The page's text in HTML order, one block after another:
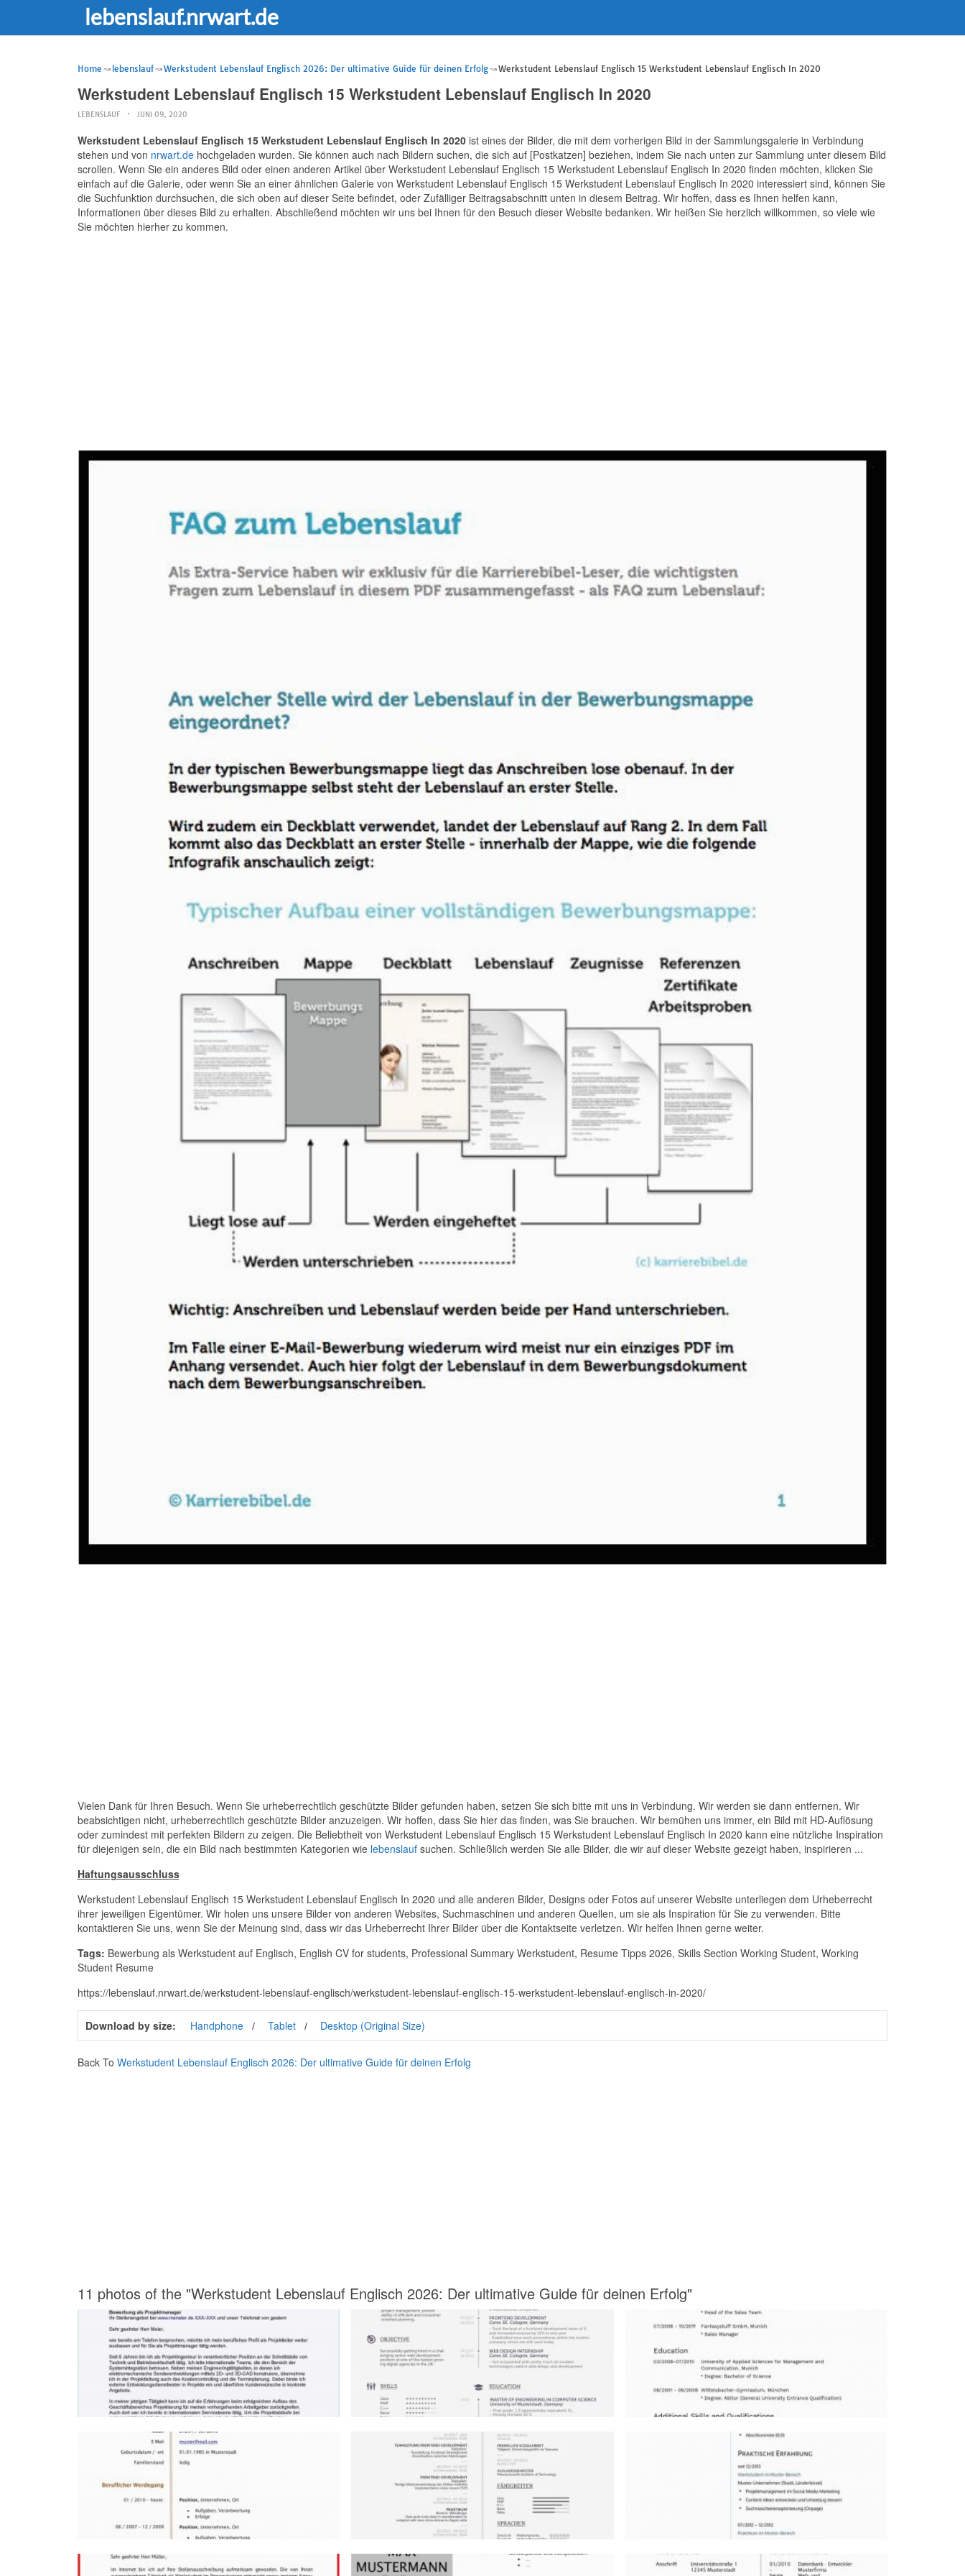
lebenslauf.nrwart.de
Home lebenslauf Werkstudent Lebenslauf Englisch 2026: Der ultimative Guide für deinen Erfolg Werkstudent Lebenslauf Englisch 15 Werkstudent Lebenslauf Englisch In 2020
Werkstudent Lebenslauf Englisch 15 Werkstudent Lebenslauf Englisch In 2020
LEBENSLAUF JUNI 09, 2020
Werkstudent Lebenslauf Englisch 15 Werkstudent Lebenslauf Englisch In 2020ist eines der Bilder, die mit dem vorherigen Bild in der Sammlungsgalerie in Verbindung
stehen und von nrwart.dehochgeladen wurden. Sie können auch nach Bildern suchen, die sich auf [Postkatzen] beziehen, indem Sie nach unten zur Sammlung unter diesem Bild
scrollen. Wenn Sie ein anderes Bild oder einen anderen Artikel über Werkstudent Lebenslauf Englisch 15 Werkstudent Lebenslauf Englisch In 2020 finden möchten, klicken Sie
einfach auf die Galerie, oder wenn Sie an einer ähnlichen Galerie von Werkstudent Lebenslauf Englisch 15 Werkstudent Lebenslauf Englisch In 2020 interessiert sind, können Sie
die Suchfunktion durchsuchen, die sich oben auf dieser Seite befindet, oder Zufälliger Beitragsabschnitt unten in diesem Beitrag. Wir hoffen, dass es Ihnen helfen kann,
Informationen über dieses Bild zu erhalten. Abschließend möchten wir uns bei Ihnen für den Besuch dieser Website bedanken. Wir heißen Sie herzlich willkommen, so viele wie
Sie möchten hierher zu kommen.
Vielen Dank für Ihren Besuch. Wenn Sie urheberrechtlich geschützte Bilder gefunden haben, setzen Sie sich bitte mit uns in Verbindung. Wir werden sie dann entfernen. Wir
beabsichtigen nicht, urheberrechtlich geschützte Bilder anzuzeigen. Wir hoffen, dass Sie hier das finden, was Sie brauchen. Wir bemühen uns immer, ein Bild mit HD-Auflösung
oder zumindest mit perfekten Bildern zu zeigen. Die Beliebtheit von Werkstudent Lebenslauf Englisch 15 Werkstudent Lebenslauf Englisch In 2020 kann eine nützliche Inspiration
für diejenigen sein, die ein Bild nach bestimmten Kategorien wie lebenslaufsuchen. Schließlich werden Sie alle Bilder, die wir auf dieser Website gezeigt haben, inspirieren ...
Haftungsausschluss
Werkstudent Lebenslauf Englisch 15 Werkstudent Lebenslauf Englisch In 2020 und alle anderen Bilder, Designs oder Fotos auf unserer Website unterliegen dem Urheberrecht
ihrer jeweiligen Eigentümer. Wir holen uns unsere Bilder von anderen Websites, Suchmaschinen und anderen Quellen, um sie als Inspiration für Sie zu verwenden. Bitte
kontaktieren Sie uns, wenn Sie der Meinung sind, dass wir das Urheberrecht Ihrer Bilder über die Kontaktseite verletzen. Wir helfen Ihnen gerne weiter.
Tags: Bewerbung als Werkstudent auf Englisch, English CV for students, Professional Summary Werkstudent, Resume Tipps 2026, Skills Section Working Student, Working
Student Resume
https://lebenslauf.nrwart.de/werkstudent-lebenslauf-englisch/werkstudent-lebenslauf-englisch-15-werkstudent-lebenslauf-englisch-in-2020/
Download by size: Handphone Tablet Desktop (Original Size)
Back To Werkstudent Lebenslauf Englisch 2026: Der ultimative Guide für deinen Erfolg
11 photos of the "Werkstudent Lebenslauf Englisch 2026: Der ultimative Guide für deinen Erfolg"